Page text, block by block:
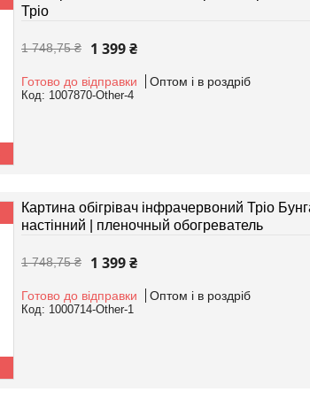
Тріо
1 748,75 ₴ 1 399 ₴
Готово до відправки Оптом і в роздріб
1007870-Other-4
Картина обігрівач інфрачервоний Тріо
настінний | пленочный обогреватель
1 748,75 ₴ 1 399 ₴
Готово до відправки Оптом і в роздріб
1000714-Other-1